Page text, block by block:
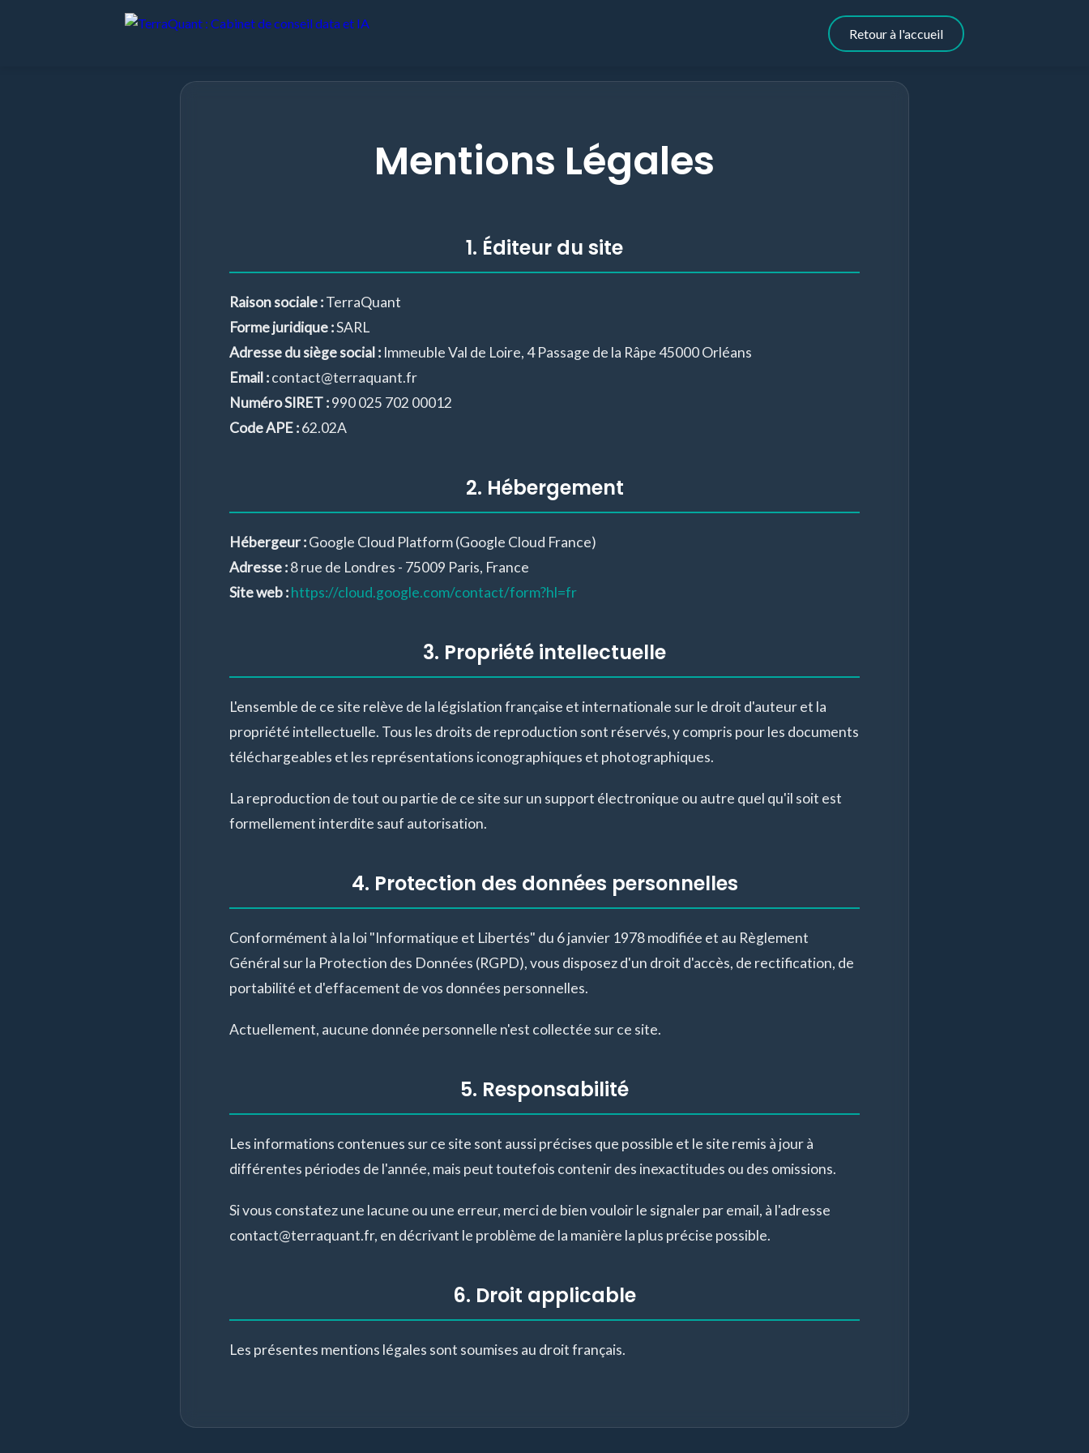
Retour à l'accueil
Mentions Légales
1. Éditeur du site
Raison sociale :TerraQuant
Forme juridique :SARL
Adresse du siège social : Immeuble Val de Loire, 4 Passage de la Râpe 45000 Orléans
Email :contact@terraquant.fr
Numéro SIRET :990 025 702 00012
Code APE :62.02A
2. Hébergement
Hébergeur :Google Cloud Platform (Google Cloud France)
Adresse :8 rue de Londres - 75009 Paris, France
Site web :https://cloud.google.com/contact/form?hl=fr
3. Propriété intellectuelle
L'ensemble de ce site relève de la législation française et internationale sur le droit d'auteur et la
propriété intellectuelle. Tous les droits de reproduction sont réservés, y compris pour les documents
téléchargeables et les représentations iconographiques et photographiques.
La reproduction de tout ou partie de ce site sur un support électronique ou autre quel qu'il soit est
formellement interdite sauf autorisation.
4. Protection des données personnelles
Conformément à la loi "Informatique et Libertés" du 6 janvier 1978 modifiée et au Règlement
Général sur la Protection des Données (RGPD), vous disposez d'un droit d'accès, de rectification, de
portabilité et d'effacement de vos données personnelles.
Actuellement, aucune donnée personnelle n'est collectée sur ce site.
5. Responsabilité
Les informations contenues sur ce site sont aussi précises que possible et le site remis à jour à
différentes périodes de l'année, mais peut toutefois contenir des inexactitudes ou des omissions.
Si vous constatez une lacune ou une erreur, merci de bien vouloir le signaler par email, à l'adresse
contact@terraquant.fr, en décrivant le problème de la manière la plus précise possible.
6. Droit applicable
Les présentes mentions légales sont soumises au droit français.